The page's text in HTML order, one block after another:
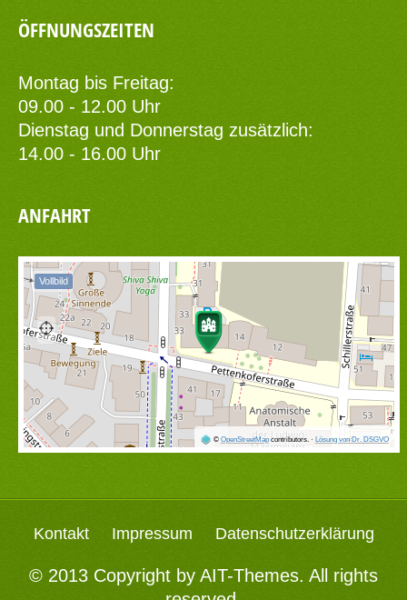
ÖFFNUNGSZEITEN
Montag bis Freitag:
09.00 - 12.00 Uhr
Dienstag und Donnerstag zusätzlich:
14.00 - 16.00 Uhr
ANFAHRT
© OpenStreetMapcontributors. · Lösung von Dr. DSGVO
Vollbild
Kontakt Impressum Datenschutzerklärung
© 2013 Copyright by AIT-Themes. All rights